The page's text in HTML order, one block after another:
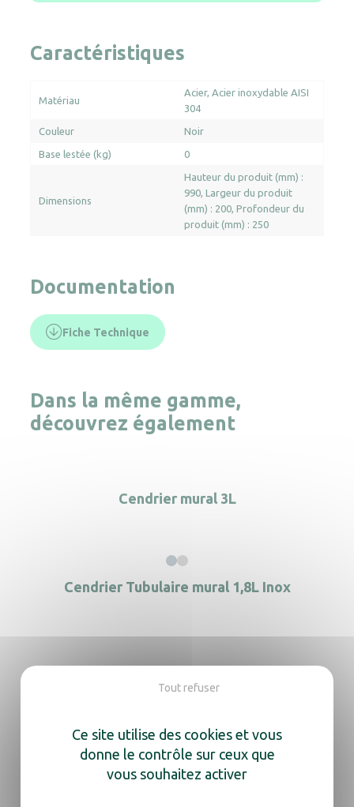
Caractéristiques
Matériau
Acier Acier inoxydable AISI
304
Couleur Noir
Base lestée (kg) 0
Dimensions
Hauteur du produit (mm) :
990 Largeur du produit
(mm) : 200 Profondeur du
produit (mm) : 250
Documentation
Fiche Technique
Dans la même gamme,
découvrez également
Cendrier mural 3L
Cendrier Tubulaire mural 1,8L Inox
Cendrier mural slim 3L
Ce site utilise des cookies et vous
donne le contrôle sur ceux que
vous souhaitez activer
Tout refuser